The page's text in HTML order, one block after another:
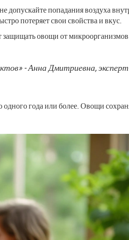
допускайте попадания воздуха
потеряет свои свойства и вкус.
защищать овощи от
- Анна Дмитриевна,
года или более. Овощи